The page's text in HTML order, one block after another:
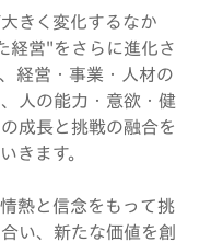
きく変化するなか
経営"をさらに進化さ
経営・事業・人材の
人の能力・意欲・健
成長と挑戦の融合を
きます。
熱と信念をもって挑
い、新たな価値を創